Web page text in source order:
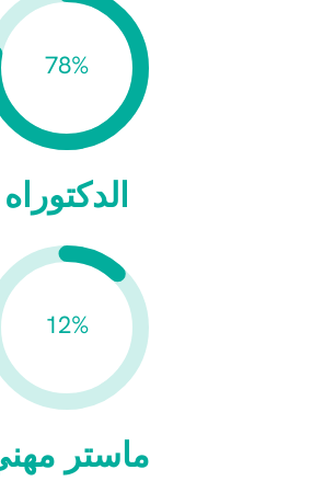
80%
الدكتوراه
12%
ماستر مهني